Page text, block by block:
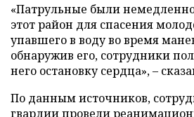
«Патрульные были
этот район для спасения
упавшего в воду во время
обнаружив его, сотрудники
него остановку сердца», –
По данным источников,
гвардии провели